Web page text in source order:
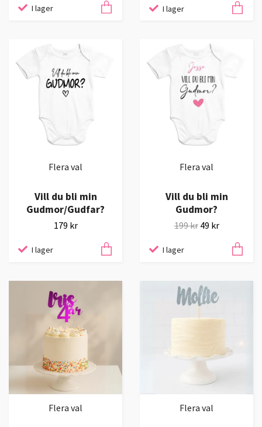
I lager I lager
Flera val
Vill du bli min
Gudmor/Gudfar?
179 kr
I lager
Flera val
Vill du bli min
Gudmor?
199 kr 49 kr
I lager
Flera val Flera val